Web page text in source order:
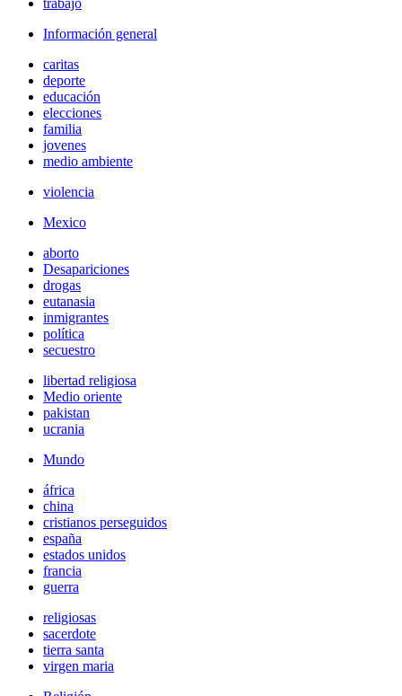
trabajo
Información general
caritas
deporte
educación
elecciones
familia
jovenes
medio ambiente
violencia
Mexico
aborto
Desapariciones
drogas
eutanasia
inmigrantes
política
secuestro
libertad religiosa
Medio oriente
pakistan
ucrania
Mundo
áfrica
china
cristianos perseguidos
españa
estados unidos
francia
guerra
religiosas
sacerdote
tierra santa
virgen maria